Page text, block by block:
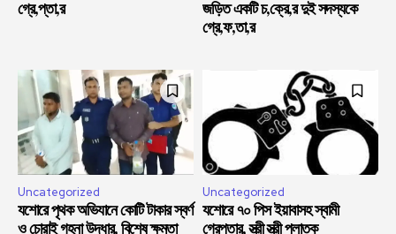
গ্রে,প্তা,র
জড়িত একটি চ,ক্রে,র দুই সদস্যকে
গ্রে,ফ,তা,র
Uncategorized
যশোরে পৃথক অভিযানে কোটি টাকার স্বর্ণ
ও চোরাই গহনা উদ্ধার, বিশেষ ক্ষমতা
Uncategorized
যশোরে ৭০ পিস ইয়াবাসহ স্বামী
গ্রেপ্তার, স্ত্রী স্ত্রী পলাতক